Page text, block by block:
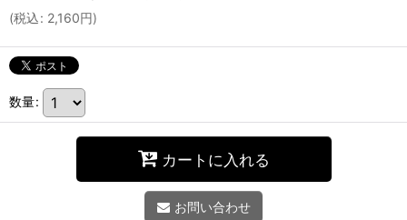
(税込: 2,160円)
数量:
カートに入れる
お問い合わせ